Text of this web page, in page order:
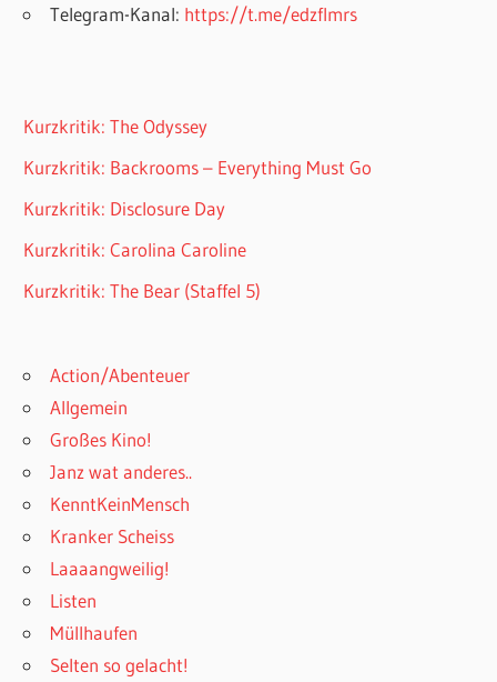
Telegram-Kanal: https://t.me/edzflmrs
Kurzkritik: The Odyssey
Kurzkritik: Backrooms – Everything Must Go
Kurzkritik: Disclosure Day
Kurzkritik: Carolina Caroline
Kurzkritik: The Bear (Staffel 5)
Action/Abenteuer
Allgemein
Großes Kino!
Janz wat anderes..
KenntKeinMensch
Kranker Scheiss
Laaaangweilig!
Listen
Müllhaufen
Selten so gelacht!